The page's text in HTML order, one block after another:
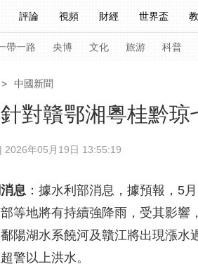
評論 視頻 財經 世界盃
國領導人 央視快評 習式妙語 熱解
目單 聽音 微視頻 主持人 下載
Монгол
帶一路 央博 文化 旅游 科普
+ 熱解讀 天天學習 習式妙語
央直播 直播中國 熊貓頻道 VR/AR
快看 藍海中國 新兵請入列 人
> 中國新聞
對贛鄂湘粵桂黔
2026年05月19日 13:55:19
息 ：據水利部消息，據預報，5
等地將有持續強降雨，受其影
陽湖水系饒河及贛江將出現漲
警以上洪水。